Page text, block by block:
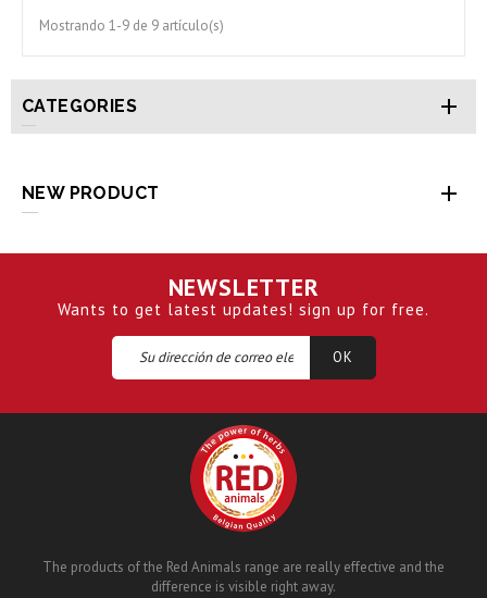
Mostrando 1-9 de 9 artículo(s)
CATEGORIES 
NEW PRODUCT 
NEWSLETTER
Wants to get latest updates! sign up for free.
The products of the Red Animals range are really effective and the
difference is visible right away.